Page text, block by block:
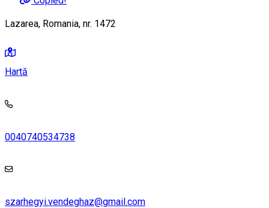
Lazarea, Romania, nr. 1472
Hartă
0040740534738
szarhegyi.vendeghaz@gmail.com